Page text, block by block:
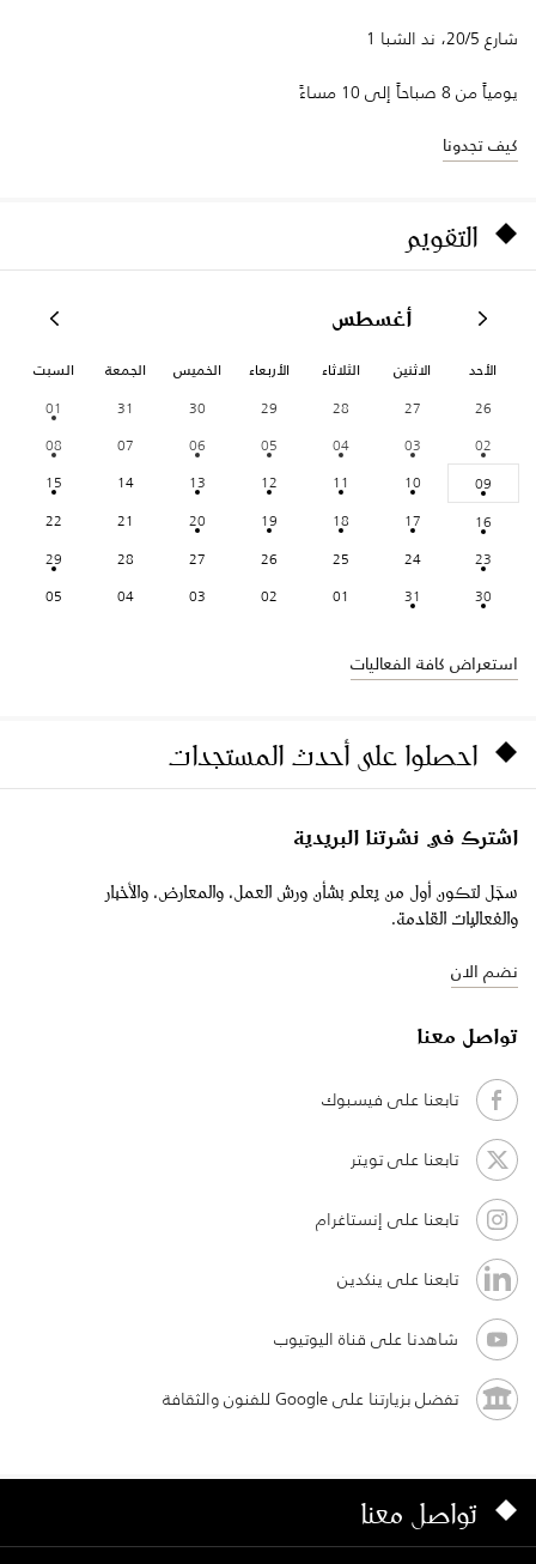
شارع 20/5، ند الشبا 1
يومياً من 8 صباحاً إلى 10 مساءً
كيف تجدونا
التقويم
أغسطس
الأحد الاثنين الثلاثاء الأربعاء الخميس الجمعة السبت
26
27
28
29
30
31
01
02
03
04
05
06
07
08
09
10
11
12
13
14
15
16
17
18
19
20
21
22
23
24
25
26
27
28
29
30
31
01
02
03
04
05
استعراض كافة الفعاليات
احصلوا على أحدث المستجدات
اشترك في نشرتنا البريدية
سجّل لتكون أول من يعلم بشأن ورش العمل، والمعارض، والأخبار
والفعاليات القادمة.
نضم الان
تواصل معنا
تابعنا على فيسبوك
تابعنا على تويتر
تابعنا على إنستاغرام
تابعنا على ينكدين
شاهدنا على قناة اليوتيوب
تفضل بزيارتنا على Google للفنون والثقافة
تواصل معنا